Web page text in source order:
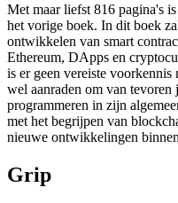
Met maar liefst 816 pagina's
het vorige boek. In dit boek
ontwikkelen van smart
Ethereum, DApps en
is er geen vereiste
wel aanraden om van tevoren
programmeren in zijn
met het begrijpen van
nieuwe ontwikkelingen
Grip